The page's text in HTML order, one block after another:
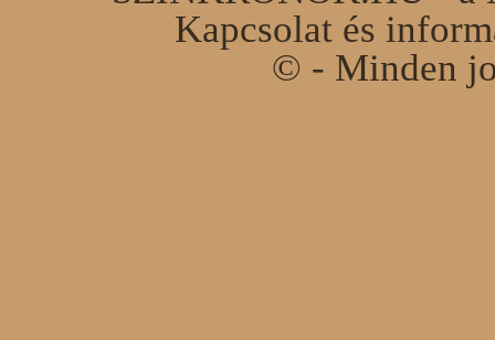
Kapcsolat és
© - Minden